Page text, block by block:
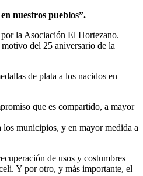
nuestros pueblos”.
la Asociación El Hortezano.
del 25 aniversario de la
de plata a los nacidos en
que es compartido, a mayor
municipios, y en mayor medida a
de usos y costumbres
Y por otro, y más importante, el